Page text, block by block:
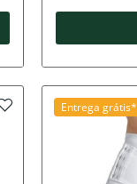
Entrega grátis*